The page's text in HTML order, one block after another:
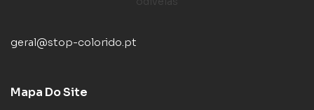
geral@stop-colorido.pt
Mapa Do Site